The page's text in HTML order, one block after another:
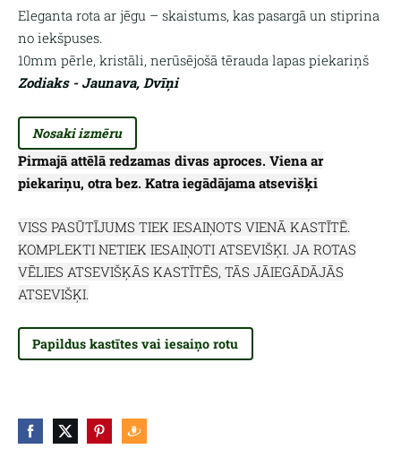
Eleganta rota ar jēgu – skaistums, kas pasargā un stiprina
no iekšpuses.
10mm pērle, kristāli, nerūsējošā tērauda lapas piekariņš
Zodiaks - Jaunava, Dvīņi
Nosaki izmēru
Pirmajā attēlā redzamas divas aproces. Viena ar
piekariņu, otra bez. Katra iegādājama atsevišķi
VISS PASŪTĪJUMS TIEK IESAIŅOTS VIENĀ KASTĪTĒ.
KOMPLEKTI NETIEK IESAIŅOTI ATSEVIŠĶI. JA ROTAS
VĒLIES ATSEVIŠĶĀS KASTĪTĒS, TĀS JĀIEGĀDĀJĀS
ATSEVIŠĶI.
Papildus kastītes vai iesaiņo rotu